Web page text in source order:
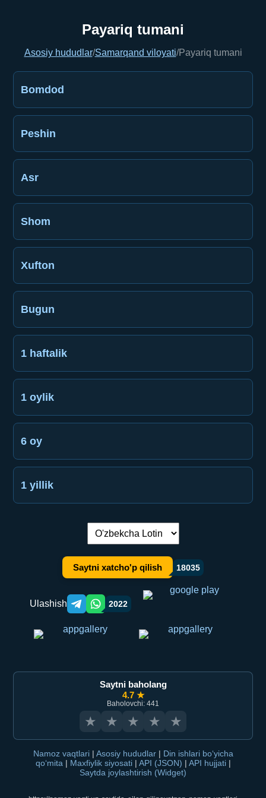
Payariq tumani
Asosiy hududlar/Samarqand viloyati/Payariq tumani
Bomdod
Peshin
Asr
Shom
Xufton
Bugun
1 haftalik
1 oylik
6 oy
1 yillik
Tilni almashtirish:
Saytni xatcho'p qilish 18035
Ulashish Telegram orqali ulashish
WhatsApp orqali ulashish
2022
Saytni baholang
4.7 ★
Baholovchi: 441
★ ★ ★ ★ ★
Namoz vaqtlari | Asosiy hududlar | Din ishlari bo‘yicha
qo‘mita | Maxfiylik siyosati | API (JSON) | API hujjati |
Saytda joylashtirish (Widget)